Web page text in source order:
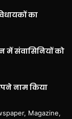
का
में संवासिनियों को
नाम किया
Magazine,